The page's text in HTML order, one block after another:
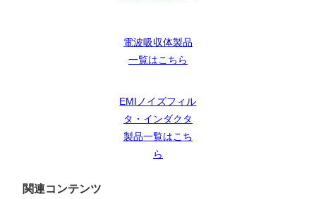
電波吸収体製品
一覧はこちら
EMIノイズフィル
タ・インダクタ
製品一覧はこち
ら
関連コンテンツ